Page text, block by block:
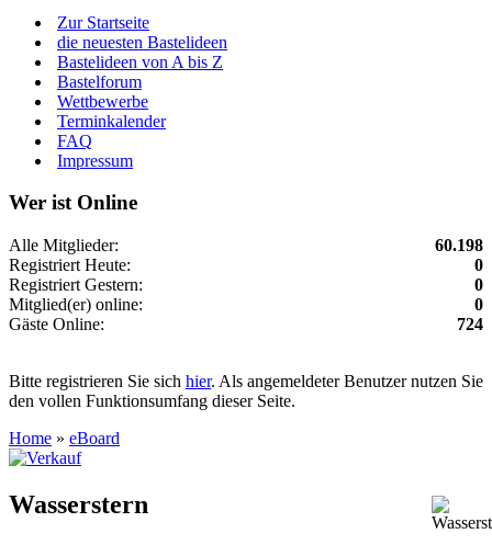
Zur Startseite
die neuesten Bastelideen
Bastelideen von A bis Z
Bastelforum
Wettbewerbe
Terminkalender
FAQ
Impressum
Wer ist Online
Alle Mitglieder:
60.198
Registriert Heute:
0
Registriert Gestern:
0
Mitglied(er) online:
0
Gäste Online:
724
Bitte registrieren Sie sich hier. Als angemeldeter Benutzer nutzen Sie
den vollen Funktionsumfang dieser Seite.
Home » eBoard
Wasserstern